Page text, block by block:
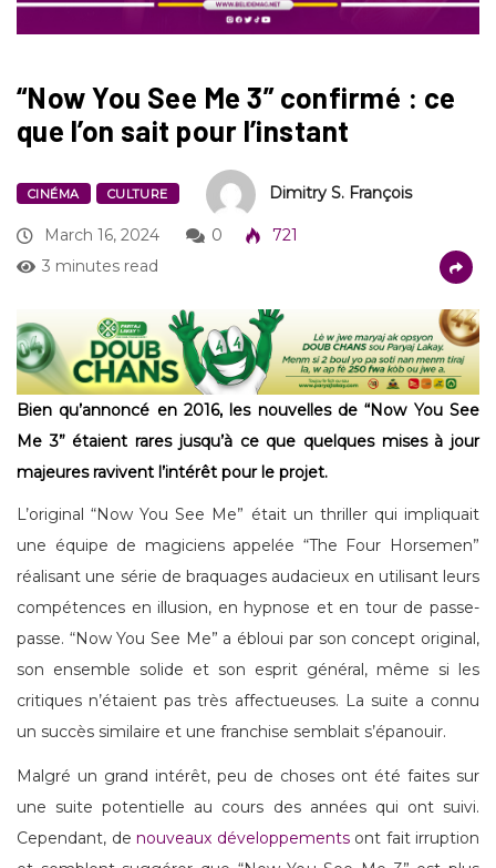
“Now You See Me 3” confirmé : ce
que l’on sait pour l’instant
CINÉMA CULTURE Dimitry S. François
March 16, 2024 0
721
3 minutes read
Bien qu’annoncé en 2016, les nouvelles de “Now You See
Me 3” étaient rares jusqu’à ce que quelques mises à jour
majeures ravivent l’intérêt pour le projet.
L’original “Now You See Me” était un thriller qui impliquait
une équipe de magiciens appelée “The Four Horsemen”
réalisant une série de braquages ​​​​audacieux en utilisant leurs
compétences en illusion, en hypnose et en tour de passe-
passe. “Now You See Me” a ébloui par son concept original,
son ensemble solide et son esprit général, même si les
critiques n’étaient pas très affectueuses. La suite a connu
un succès similaire et une franchise semblait s’épanouir.
Malgré un grand intérêt, peu de choses ont été faites sur
une suite potentielle au cours des années qui ont suivi.
Cependant, de nouveaux développementsont fait irruption